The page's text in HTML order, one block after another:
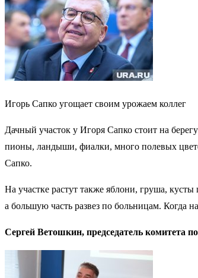
Игорь Сапко угощает своим урожаем коллег
Дачный участок у Игоря Сапко стоит на
пионы, ландыши, фиалки, много полевых
Сапко.
На участке растут также яблони, груша,
а большую часть развез по больницам. Когда
Сергей Ветошкин, председатель комитета